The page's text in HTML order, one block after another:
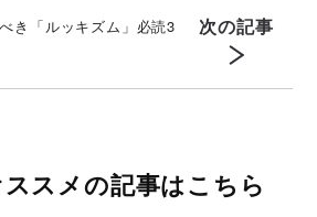
き「ルッキズム」必読3
次の記事
スメの記事はこちら